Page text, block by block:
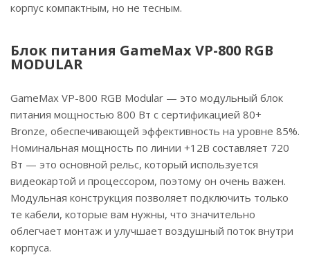
корпус компактным, но не тесным.
Блок питания GameMax VP-800 RGB
MODULAR
GameMax VP-800 RGB Modular — это модульный блок
питания мощностью 800 Вт с сертификацией 80+
Bronze, обеспечивающей эффективность на уровне 85%.
Номинальная мощность по линии +12В составляет 720
Вт — это основной рельс, который используется
видеокартой и процессором, поэтому он очень важен.
Модульная конструкция позволяет подключить только
те кабели, которые вам нужны, что значительно
облегчает монтаж и улучшает воздушный поток внутри
корпуса.